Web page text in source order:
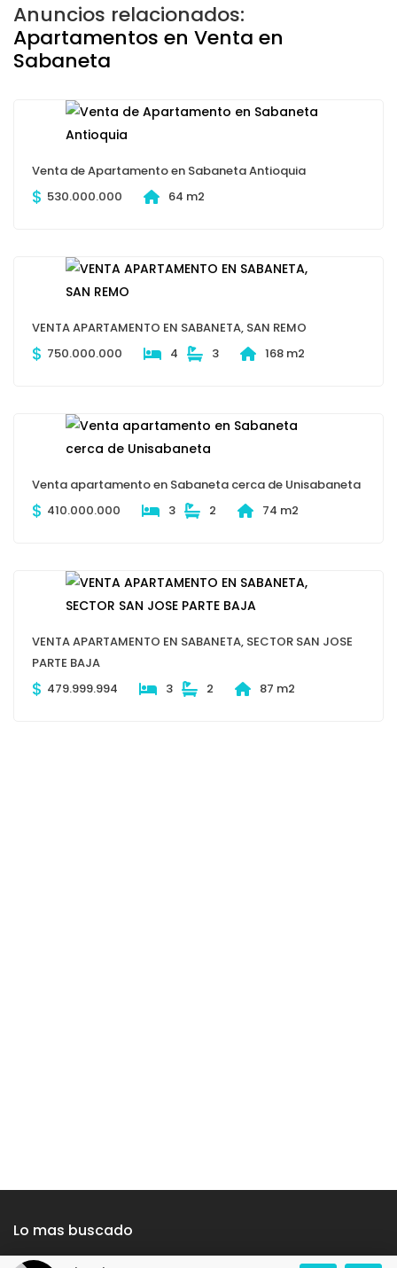
Anuncios relacionados:
Apartamentos en Venta en
Sabaneta
Venta de Apartamento en Sabaneta Antioquia
$ 530.000.000 64 m2
VENTA APARTAMENTO EN SABANETA, SAN REMO
$ 750.000.000 4 3 168 m2
Venta apartamento en Sabaneta cerca de Unisabaneta
$ 410.000.000 3 2 74 m2
VENTA APARTAMENTO EN SABANETA, SECTOR SAN JOSE
PARTE BAJA
$ 479.999.994 3 2 87 m2
Lo mas buscado